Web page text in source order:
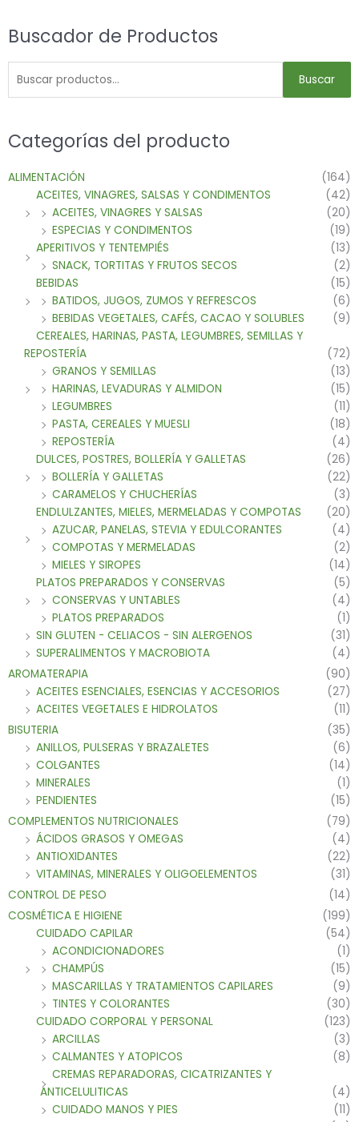
Buscador de Productos
Buscar
Categorías del producto
ALIMENTACIÓN
(164)
ACEITES, VINAGRES, SALSAS Y CONDIMENTOS
(42)
ACEITES, VINAGRES Y SALSAS
(20)
ESPECIAS Y CONDIMENTOS
(19)
APERITIVOS Y TENTEMPIÉS
(13)
SNACK, TORTITAS Y FRUTOS SECOS
(2)
BEBIDAS
(15)
BATIDOS, JUGOS, ZUMOS Y REFRESCOS
(6)
BEBIDAS VEGETALES, CAFÉS, CACAO Y SOLUBLES
(9)
CEREALES, HARINAS, PASTA, LEGUMBRES, SEMILLAS Y
REPOSTERÍA
(72)
GRANOS Y SEMILLAS
(13)
HARINAS, LEVADURAS Y ALMIDON
(15)
LEGUMBRES
(11)
PASTA, CEREALES Y MUESLI
(18)
REPOSTERÍA
(4)
DULCES, POSTRES, BOLLERÍA Y GALLETAS
(26)
BOLLERÍA Y GALLETAS
(22)
CARAMELOS Y CHUCHERÍAS
(3)
ENDLULZANTES, MIELES, MERMELADAS Y COMPOTAS
(20)
AZUCAR, PANELAS, STEVIA Y EDULCORANTES
(4)
COMPOTAS Y MERMELADAS
(2)
MIELES Y SIROPES
(14)
PLATOS PREPARADOS Y CONSERVAS
(5)
CONSERVAS Y UNTABLES
(4)
PLATOS PREPARADOS
(1)
SIN GLUTEN - CELIACOS - SIN ALERGENOS
(31)
SUPERALIMENTOS Y MACROBIOTA
(4)
AROMATERAPIA
(90)
ACEITES ESENCIALES, ESENCIAS Y ACCESORIOS
(27)
ACEITES VEGETALES E HIDROLATOS
(11)
BISUTERIA
(35)
ANILLOS, PULSERAS Y BRAZALETES
(6)
COLGANTES
(14)
MINERALES
(1)
PENDIENTES
(15)
COMPLEMENTOS NUTRICIONALES
(79)
ÁCIDOS GRASOS Y OMEGAS
(4)
ANTIOXIDANTES
(22)
VITAMINAS, MINERALES Y OLIGOELEMENTOS
(31)
CONTROL DE PESO
(14)
COSMÉTICA E HIGIENE
(199)
CUIDADO CAPILAR
(54)
ACONDICIONADORES
(1)
CHAMPÚS
(15)
MASCARILLAS Y TRATAMIENTOS CAPILARES
(9)
TINTES Y COLORANTES
(30)
CUIDADO CORPORAL Y PERSONAL
(123)
ARCILLAS
(3)
CALMANTES Y ATOPICOS
(8)
CREMAS REPARADORAS, CICATRIZANTES Y
ANTICELULITICAS
(4)
CUIDADO MANOS Y PIES
(11)